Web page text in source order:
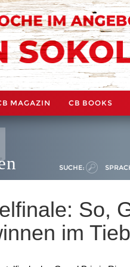
MAGAZIN CB BOOKS
SUCHE:
So,
im